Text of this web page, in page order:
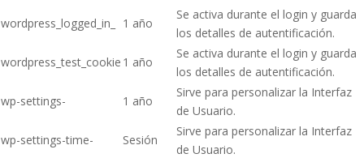
wordpress_logged_in_
1 año
Se activa durante el login y guarda
los detalles de autentificación.
wordpress_test_cookie 1 año
Se activa durante el login y guarda
los detalles de autentificación.
wp-settings-
1 año
Sirve para personalizar la Interfaz
de Usuario.
wp-settings-time-
Sesión
Sirve para personalizar la Interfaz
de Usuario.